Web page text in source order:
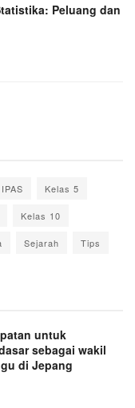
Peluang dan
IPAS Kelas 5
Kelas 10
Sejarah Tips
untuk
sebagai wakil
di Jepang